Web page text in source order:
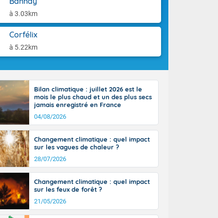
à 3.03km
Corfélix
à 5.22km
l'après-
14
il fait
30 à 35
Bilan climatique : juillet 2026 est le
mois le plus chaud et un des plus secs
jamais enregistré en France
04/08/2026
Changement climatique : quel impact
sur les vagues de chaleur ?
28/07/2026
Changement climatique : quel impact
sur les feux de forêt ?
21/05/2026